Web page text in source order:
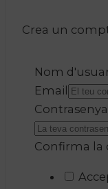
Crea un
Nom
Email
Contrasenya
Confirma la